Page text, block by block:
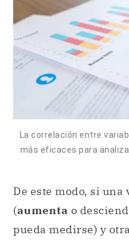
La correlación entre
más eficaces para
De este modo, si
(aumenta o
pueda medirse) y